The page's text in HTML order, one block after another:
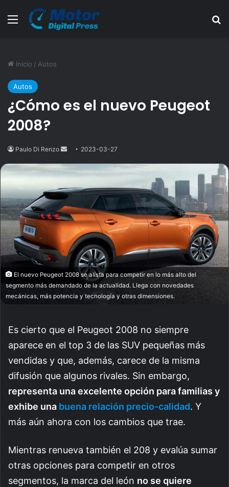
Menú
Inicio / Autos
Autos
¿Cómo es el nuevo Peugeot
2008?
Paulo Di Renzo
Send2023-03-27
El nuevo Peugeot 2008 se alista para competir en lo más alto del
segmento más demandado de la actualidad. Llega con novedades
mecánicas, más potencia y tecnología y otras dimensiones.
Es cierto que el Peugeot 2008 no siempre
aparece en el top 3 de las SUV pequeñas más
vendidas y que, además, carece de la misma
difusión que algunos rivales. Sin embargo,
representa una excelente opción para familias y
exhibe una buena relación precio-calidad. Y
más aún ahora con los cambios que trae.
Mientras renueva también el 208 y evalúa sumar
otras opciones para competir en otros
segmentos, la marca del león no se quiere